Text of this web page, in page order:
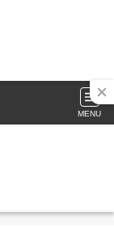
MENU